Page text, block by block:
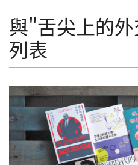
與"舌尖上的
列表